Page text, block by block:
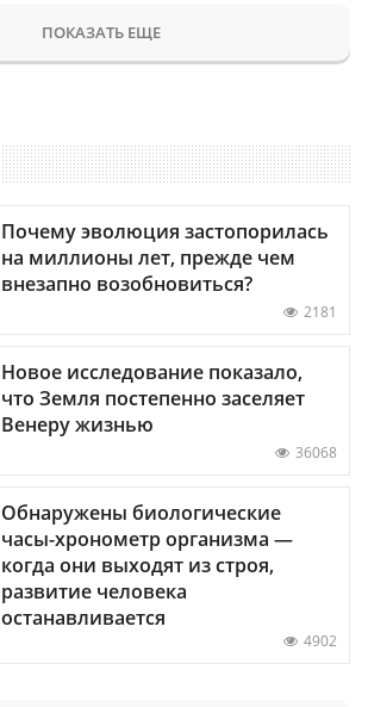
ПОКАЗАТЬ ЕЩЕ
Почему эволюция застопорилась
на миллионы лет, прежде чем
внезапно возобновиться?
2181
Новое исследование показало,
что Земля постепенно заселяет
Венеру жизнью
36068
Обнаружены биологические
часы-хронометр организма —
когда они выходят из строя,
развитие человека
останавливается
4902